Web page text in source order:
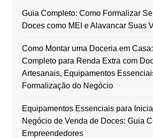
Guia Completo: Como Formalizar
Doces como MEI e Alavancar Suas
Como Montar uma Doceria em
Completo para Renda Extra com
Artesanais, Equipamentos
Formalização do Negócio
Equipamentos Essenciais para
Negócio de Venda de Doces: Guia
Empreendedores